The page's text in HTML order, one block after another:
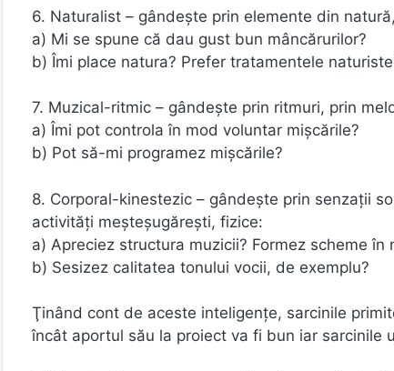
6. Naturalist – gândeşte prin elemente din
a) Mi se spune că dau gust bun mâncărurilor?
b) Îmi place natura? Prefer tratamentele
7. Muzical-ritmic – gândeşte prin ritmuri, prin
a) Îmi pot controla în mod voluntar mişcările?
b) Pot să-mi programez mişcările?
8. Corporal-kinestezic – gândeşte prin senzaţii
activităţi meşteşugăreşti, fizice:
a) Apreciez structura muzicii? Formez scheme
b) Sesizez calitatea tonului vocii, de exemplu?
Ţinând cont de aceste inteligenţe, sarcinile
încât aportul său la proiect va fi bun iar sarcinile